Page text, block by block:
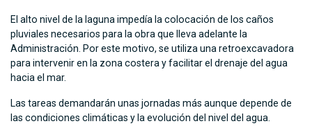
El alto nivel de la laguna impedía la colocación de los caños
pluviales necesarios para la obra que lleva adelante la
Administración. Por este motivo, se utiliza una retroexcavadora
para intervenir en la zona costera y facilitar el drenaje del agua
hacia el mar.
Las tareas demandarán unas jornadas más aunque depende de
las condiciones climáticas y la evolución del nivel del agua.